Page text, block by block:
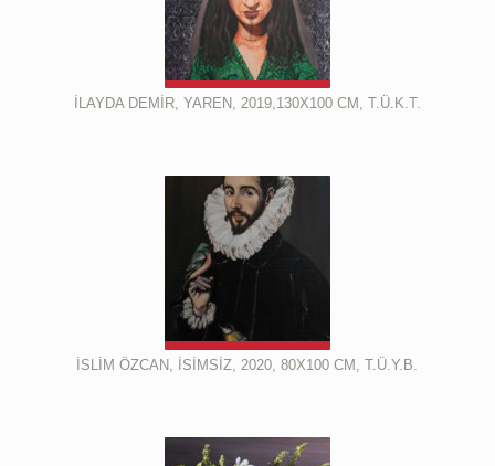
İLAYDA DEMİR, YAREN, 2019,130X100 CM, T.Ü.K.T.
İSLİM ÖZCAN, İSİMSİZ, 2020, 80X100 CM, T.Ü.Y.B.